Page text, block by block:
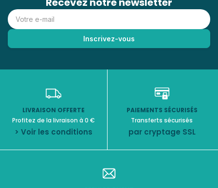
LIVRAISON OFFERTE
Profitez de la livraison à 0 €
> Voir les conditions
PAIEMENTS SÉCURISÉS
Transferts sécurisés
par cryptage SSL